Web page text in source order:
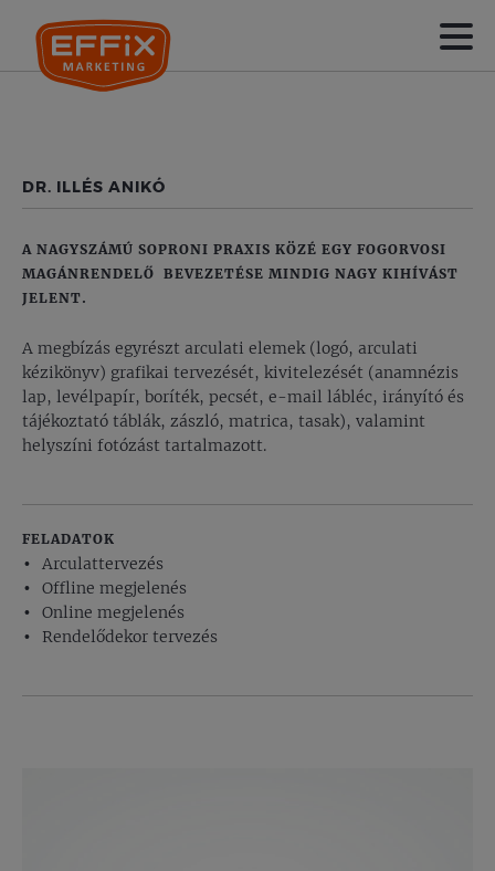
DR. ILLÉS ANIKÓ
A NAGYSZÁMÚ SOPRONI PRAXIS KÖZÉ EGY FOGORVOSI
MAGÁNRENDELŐ BEVEZETÉSE MINDIG NAGY KIHÍVÁST
JELENT.
A megbízás egyrészt arculati elemek (logó, arculati
kézikönyv) grafikai tervezését, kivitelezését (anamnézis
lap, levélpapír, boríték, pecsét, e-mail lábléc, irányító és
tájékoztató táblák, zászló, matrica, tasak), valamint
helyszíni fotózást tartalmazott.
FELADATOK
Arculattervezés
Offline megjelenés
Online megjelenés
Rendelődekor tervezés